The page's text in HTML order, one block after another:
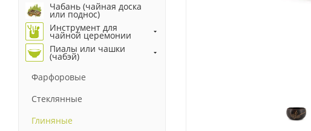
Чабань (чайная доска
или поднос)
Инструмент для
чайной церемонии
Пиалы или чашки
(чабэй)
Фарфоровые
Стеклянные
Глиняные